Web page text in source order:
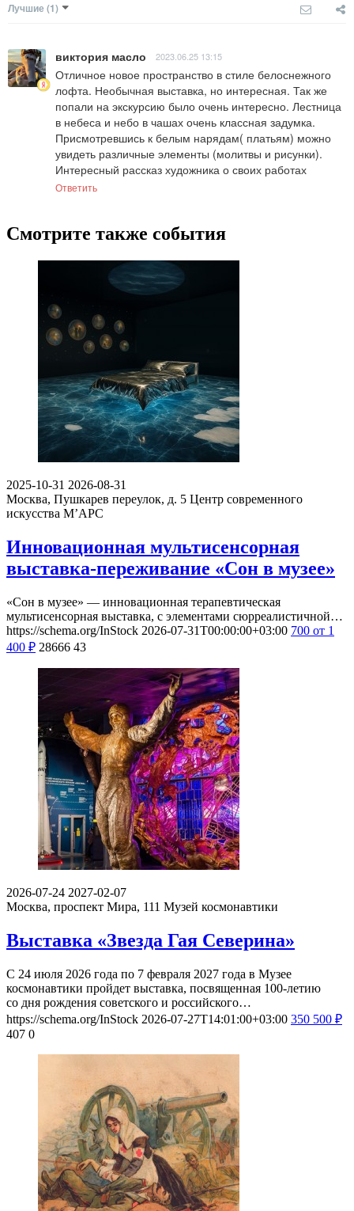
Лучшие (1)
виктория масло 2023.06.25 13:15
Отличное новое пространство в стиле белоснежного
лофта. Необычная выставка, но интересная. Так же
попали на экскурсию было очень интересно. Лестница
в небеса и небо в чашах очень классная задумка.
Присмотревшись к белым нарядам( платьям) можно
увидеть различные элементы (молитвы и рисунки).
Интересный рассказ художника о своих работах
Ответить
Смотрите также события
2025-10-31 2026-08-31
Москва, Пушкарев переулок, д. 5 Центр современного
искусства М’АРС
Инновационная мультисенсорная
выставка-переживание «Сон в музее»
«Сон в музее» — инновационная терапевтическая
мультисенсорная выставка, с элементами сюрреалистичной…
https://schema.org/InStock 2026-07-31T00:00:00+03:00 700 от 1
400 ₽ 28666 43
2026-07-24 2027-02-07
Москва, проспект Мира, 111 Музей космонавтики
Выставка «Звезда Гая Северина»
С 24 июля 2026 года по 7 февраля 2027 года в Музее
космонавтики пройдет выставка, посвященная 100-летию
со дня рождения советского и российского…
https://schema.org/InStock 2026-07-27T14:01:00+03:00 350 500 ₽
407 0